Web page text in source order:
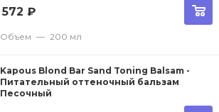
572 ₽
Объем — 200 мл
Kapous Blond Bar Sand Toning Balsam -
Питательный оттеночный бальзам
Песочный